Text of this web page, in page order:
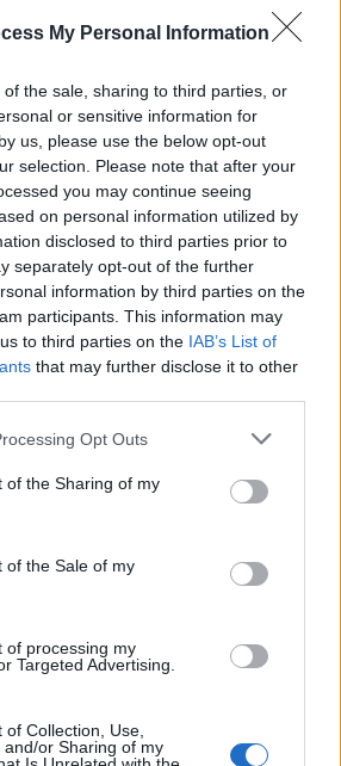
My Personal Information
the sale, sharing to third parties, or
or sensitive information for
us, please use the below opt-out
selection. Please note that after your
you may continue seeing
on personal information utilized by
disclosed to third parties prior to
separately opt-out of the further
information by third parties on the
participants. This information may
to third parties on the IAB’s List of
that may further disclose it to other
app uses one or more Google
or usage behaviour. You may click to
to Google and its third-party tags to
specified purposes in below Google
Opt Outs
of the Sharing of my
of the Sale of my
of processing my
Targeted Advertising.
Collection, Use,
and/or Sharing of my
lábfejünkön nyugszik. Ha
vagy ápoljuk megfelelően.
kényelmetlen
napokra, a lúdtalpra
fertőzést csak elrejtjük. A
azoknál…
anyagok és vitaminok
tényleg a
•2024. október 29.